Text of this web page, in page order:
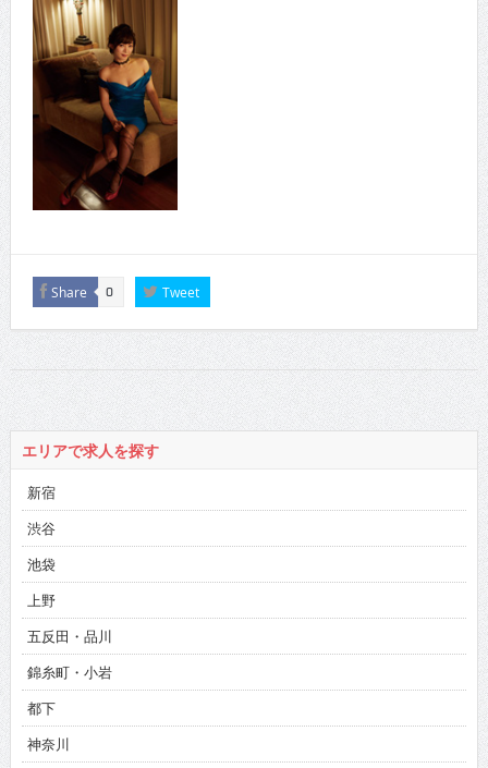
Share 0 Tweet
エリアで求人を探す
新宿
渋谷
池袋
上野
五反田・品川
錦糸町・小岩
都下
神奈川